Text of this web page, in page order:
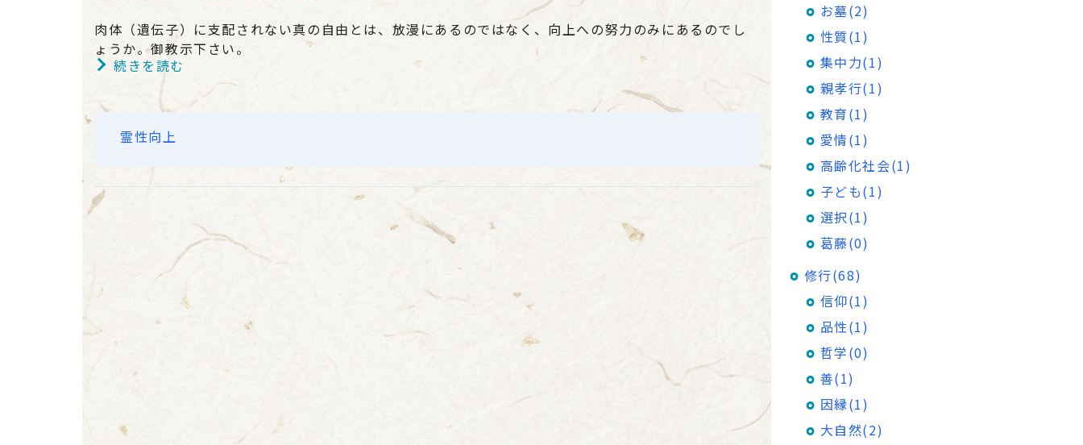
肉体（遺伝子）に支配されない真の自由とは、放漫にあるのではなく、向上への努力のみにあるのでし
ょうか。御教示下さい。
続きを読む
霊性向上
お墓(2)
性質(1)
集中力(1)
親孝行(1)
教育(1)
愛情(1)
高齢化社会(1)
子ども(1)
選択(1)
葛藤(0)
修行(68)
信仰(1)
品性(1)
哲学(0)
善(1)
因縁(1)
大自然(2)